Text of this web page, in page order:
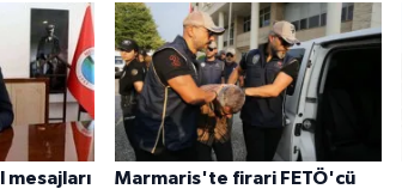
mesajları
Marmaris'te firari FETÖ'cü